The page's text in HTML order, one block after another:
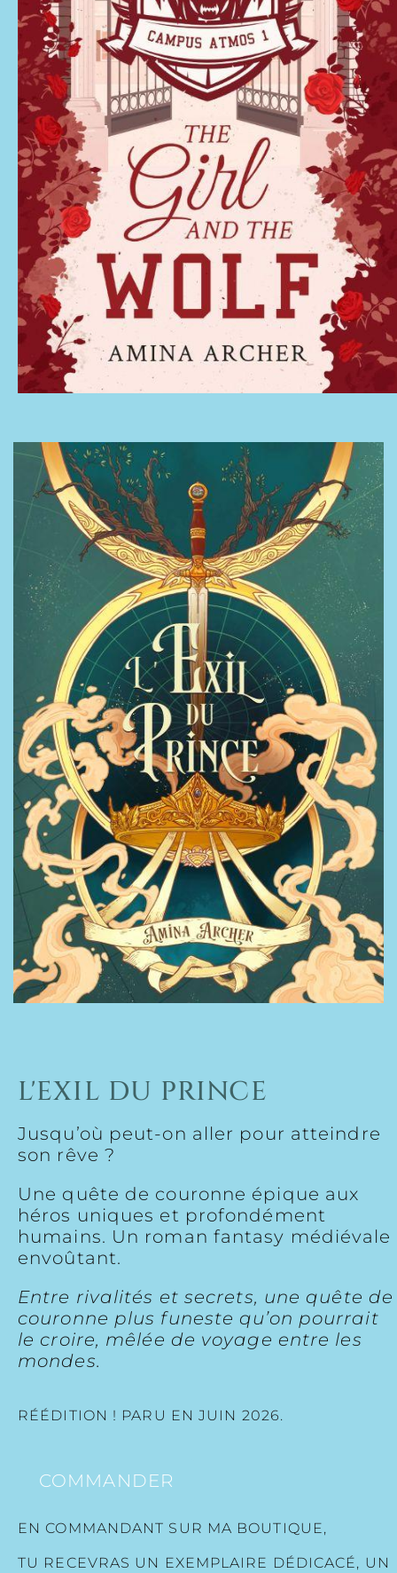
L'EXIL DU PRINCE
Jusqu’où peut-on aller pour atteindre
son rêve ?
Une quête de couronne épique aux
héros uniques et profondément
humains. Un roman fantasy médiévale
envoûtant.
Entre rivalités et secrets, une quête de
couronne plus funeste qu’on pourrait
le croire, mêlée de voyage entre les
mondes.
RÉÉDITION ! PARU EN JUIN 2026.
COMMANDER
EN COMMANDANT SUR MA BOUTIQUE,
TU RECEVRAS UN EXEMPLAIRE DÉDICACÉ, UN